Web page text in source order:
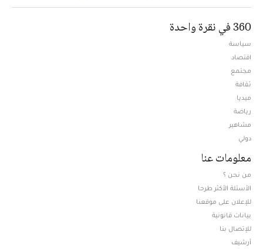
360 في نقرة واحدة
سياسة
اقتصاد
مجتمع
ثقافة
ميديا
رياضة
مشاهير
دولي
معلومات عنا
من نحن ؟
الأسئلة الأكثر طرحا
للإعلان على موقعنا
بيانات قانونية
للإتصال بنا
أرشيف